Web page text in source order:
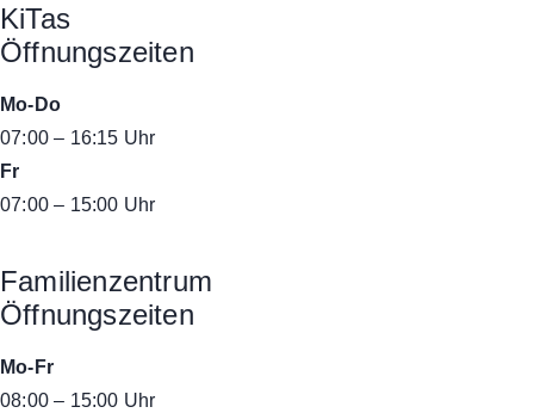
KiTas
Öffnungszeiten
Mo-Do
07:00 – 16:15 Uhr
Fr
07:00 – 15:00 Uhr
Familienzentrum
Öffnungszeiten
Mo-Fr
08:00 – 15:00 Uhr